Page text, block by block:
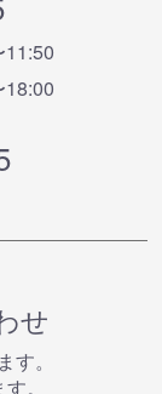
11:50
18:00
せ
。
。